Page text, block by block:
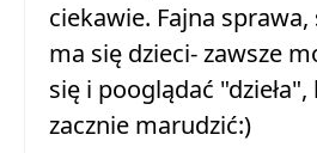
ciekawie. Fajna
ma się dzieci- zawsze
się i pooglądać
zacznie marudzić:)